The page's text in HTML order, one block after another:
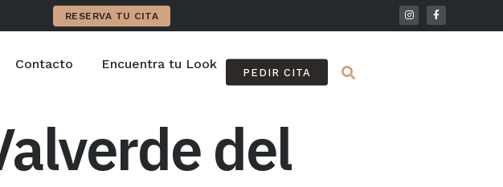
RESERVA TU CITA
Contacto Encuentra tu Look FAQ
PEDIR CITA
del